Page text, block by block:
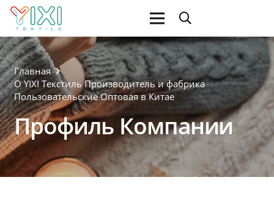
Главная
О YIXI Текстиль Производитель и фабрика
Пользовательские Оптовая в Китае
Профиль Компании